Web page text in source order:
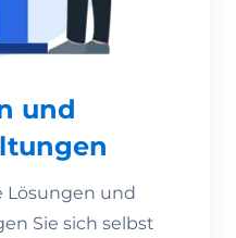
und
Lösungen und
Sie sich selbst